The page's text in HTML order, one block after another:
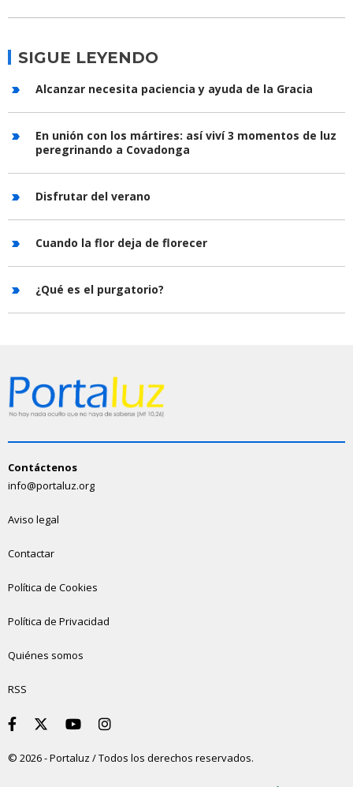
SIGUE LEYENDO
Alcanzar necesita paciencia y ayuda de la Gracia
En unión con los mártires: así viví 3 momentos de luz
peregrinando a Covadonga
Disfrutar del verano
Cuando la flor deja de florecer
¿Qué es el purgatorio?
Contáctenos
info@portaluz.org
Aviso legal
Contactar
Política de Cookies
Política de Privacidad
Quiénes somos
RSS
© 2026 - Portaluz / Todos los derechos reservados.